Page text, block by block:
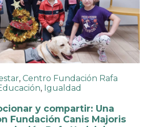
, Centro Fundación Rafa
, Igualdad
y compartir: Una
Fundación Canis Majoris